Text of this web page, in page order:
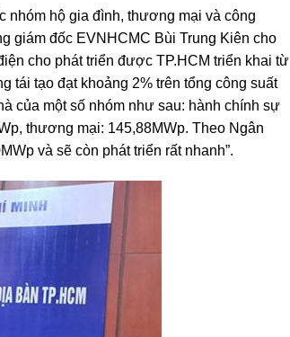
nhóm hộ gia đình, thương mại và công
giám đốc EVNHCMC Bùi Trung Kiên cho
cho phát triển được TP.HCM triển khai từ
tái tạo đạt khoảng 2% trên tổng công suất
của một số nhóm như sau: hành chính sự
thương mại: 145,88MWp. Theo Ngân
và sẽ còn phát triển rất nhanh”.